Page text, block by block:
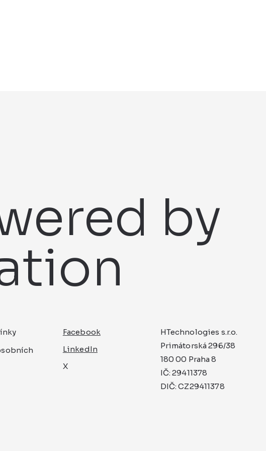
by
Facebook
LinkedIn
X
HTechnologies s.r.o.
Primátorská 296/38
180 00 Praha 8
IČ: 29411378
DIČ: CZ29411378